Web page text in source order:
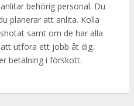
behörig personal. Du
planerar att anlita. Kolla
samt om de har alla
utföra ett jobb åt dig.
betalning i förskott.